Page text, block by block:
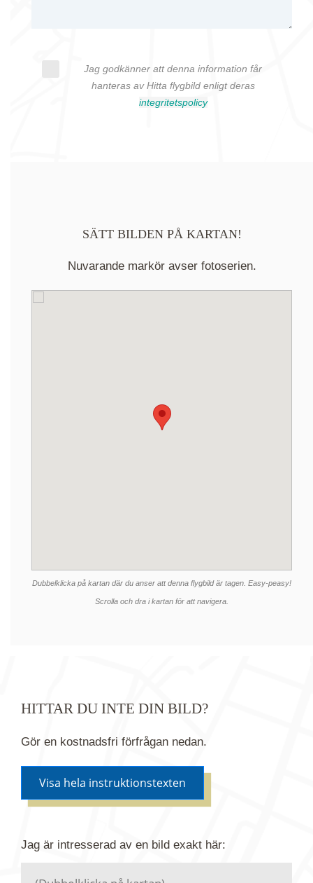
Jag godkänner att denna information får
hanteras av Hitta flygbild enligt deras
integritetspolicy
SÄTT BILDEN PÅ KARTAN!
Nuvarande markör avser fotoserien.
Dubbelklicka på kartan där du anser att denna flygbild är tagen. Easy-peasy!
Scrolla och dra i kartan för att navigera.
HITTAR DU INTE DIN BILD?
Gör en kostnadsfri förfrågan nedan.
Visa hela instruktionstexten
Jag är intresserad av en bild exakt här: